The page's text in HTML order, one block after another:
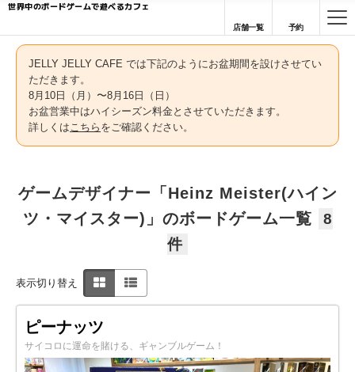
世界中のボードゲームで遊べるカフェ
店舗一覧 予約
JELLY JELLY CAFE では下記のようにお盆期間を設けさせてい
ただきます。
8月10日（月）〜8月16日（日）
お盆営業中はハイシーズン料金とさせていただきます。
詳しくはこちら をご確認ください。
ゲームデザイナー「Heinz Meister(ハイン
ツ・マイスター)」のボードゲーム一覧
8
件
表示切り替え
ピーナッツ
サイコロに運命を賭ける、ギャンブルゲーム！